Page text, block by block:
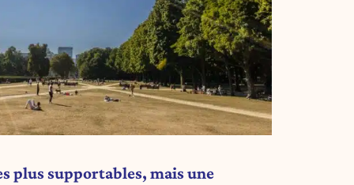
plus supportables, mais une